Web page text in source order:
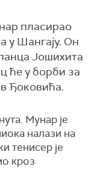
пласирао
у Шангају. Он
Јошихита
ће у борби за
Ђоковића.
Мунар је
налази на
тенисер је
кроз